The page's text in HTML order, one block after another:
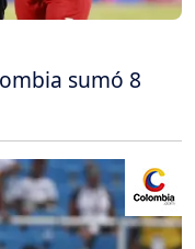
sumó 8